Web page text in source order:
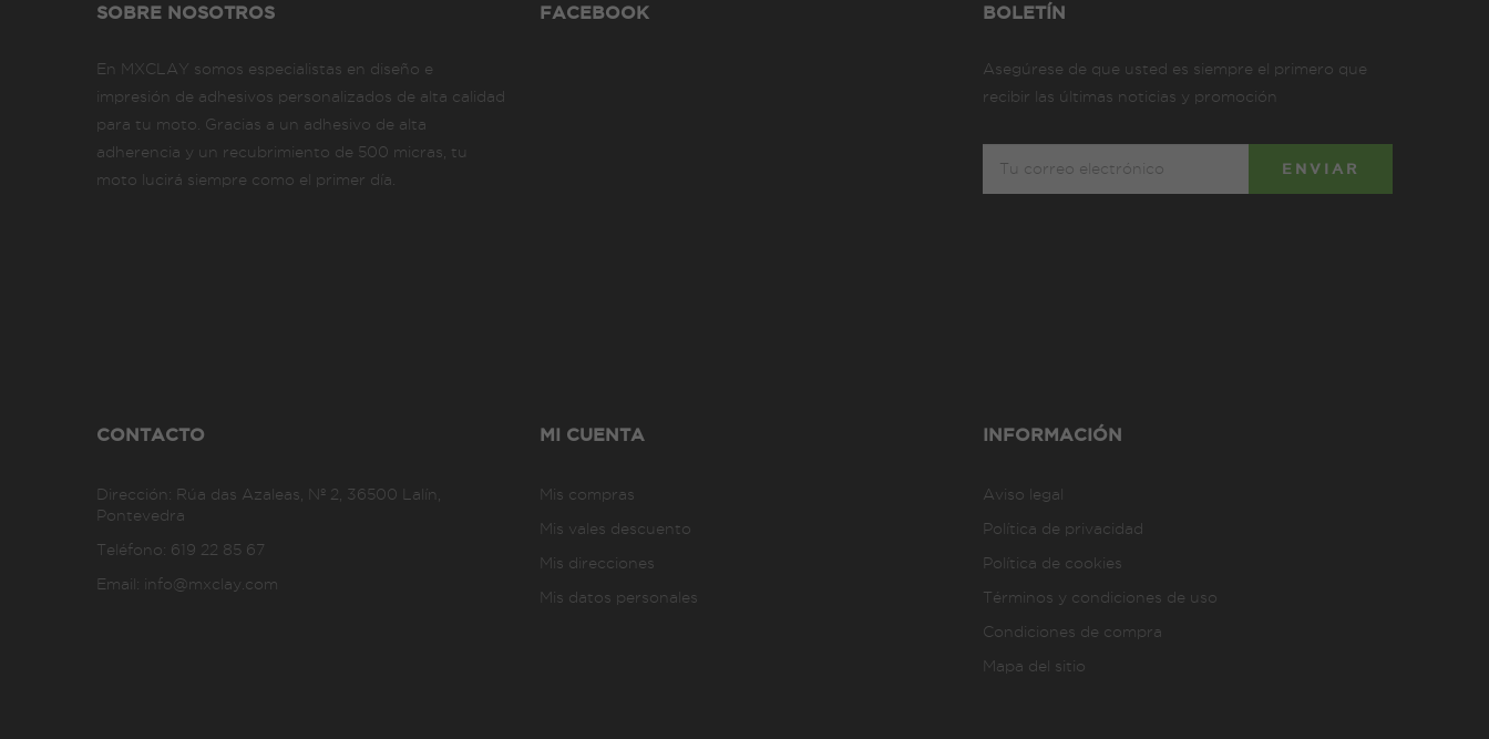
SOBRE NOSOTROS
En MXCLAY somos especialistas en diseño e
impresión de adhesivos personalizados de alta calidad
para tu moto. Gracias a un adhesivo de alta
adherencia y un recubrimiento de 500 micras, tu
moto lucirá siempre como el primer día.
FACEBOOK BOLETÍN
Asegúrese de que usted es siempre el primero que
recibir las últimas noticias y promoción
CONTACTO
Dirección: Rúa das Azaleas, Nº 2, 36500 Lalín,
Pontevedra
Teléfono: 619 22 85 67
Email: info@mxclay.com
MI CUENTA
Mis compras
Mis vales descuento
Mis direcciones
Mis datos personales
INFORMACIÓN
Aviso legal
Política de privacidad
Política de cookies
Términos y condiciones de uso
Condiciones de compra
Mapa del sitio